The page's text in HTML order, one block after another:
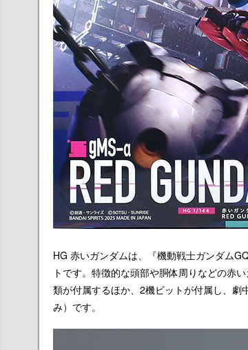
HG 赤いガンダムは、『機動戦士ガンダム
トです。特徴的な頭部や胴体周りなどの赤
類が付属するほか、2機ビットが付属し、
み）です。